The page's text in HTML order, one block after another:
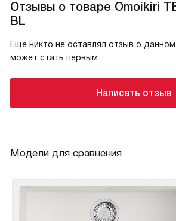
Отзывы о товаре Omoikiri
BL
Еще никто не оставлял отзыв о
может стать первым.
Написать отзыв
Модели для сравнения